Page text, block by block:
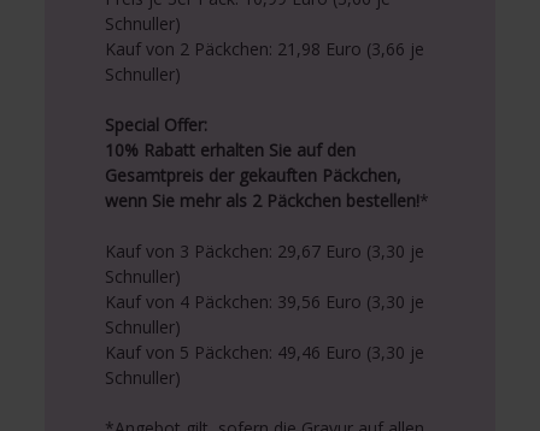
Schnuller)
Kauf von 2 Päckchen: 21,98 Euro (3,66 je
Schnuller)
Special Offer:
10% Rabatt erhalten Sie auf den
Gesamtpreis der gekauften Päckchen,
wenn Sie mehr als 2 Päckchen bestellen!*
Kauf von 3 Päckchen: 29,67 Euro (3,30 je
Schnuller)
Kauf von 4 Päckchen: 39,56 Euro (3,30 je
Schnuller)
Kauf von 5 Päckchen: 49,46 Euro (3,30 je
Schnuller)